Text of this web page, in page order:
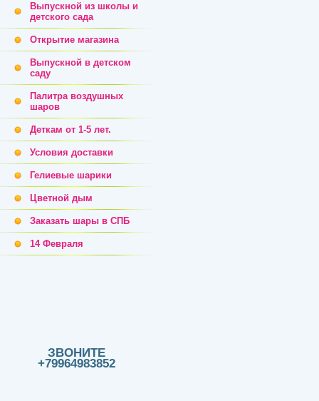
Выпускной из школы и
детского сада
Открытие магазина
Выпускной в детском
саду
Палитра воздушных
шаров
Деткам от 1-5 лет.
Условия доставки
Гелиевые шарики
Цветной дым
Заказать шары в СПБ
14 Февраля
ЗВОНИТЕ
+79964983852